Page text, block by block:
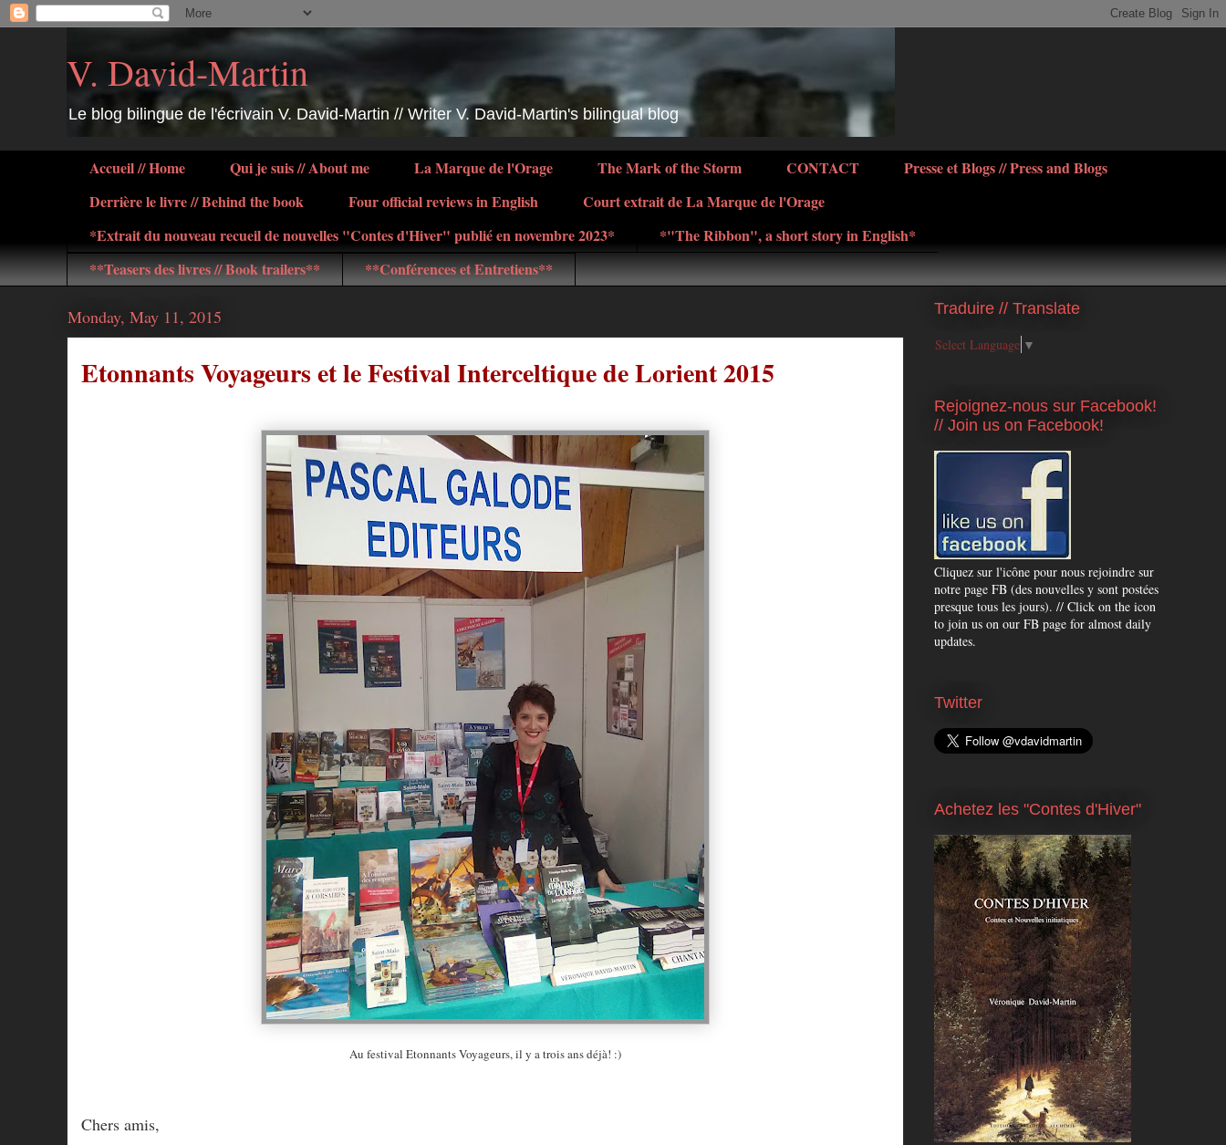
V. David-Martin
Le blog bilingue de l'écrivain V. David-Martin // Writer V. David-Martin's bilingual blog
Accueil // Home Qui je suis // About me La Marque de l'Orage The Mark of the Storm CONTACT
Presse et Blogs // Press and Blogs
Derrière le livre // Behind the book
Four official reviews in English
Court extrait de La Marque de l'Orage
*Extrait du nouveau recueil de nouvelles "Contes d'Hiver" publié en novembre 2023*
*"The Ribbon", a short story in English*
**Teasers des livres // Book trailers**
**Conférences et Entretiens**
Monday, May 11, 2015
Etonnants Voyageurs et le Festival Interceltique de Lorient 2015
Au festival Etonnants Voyageurs, il y a trois ans déjà! :)
Chers amis,
Traduire // Translate
Select Language ▼
Rejoignez-nous sur Facebook!
// Join us on Facebook!
Cliquez sur l'icône pour nous rejoindre sur
notre page FB (des nouvelles y sont postées
presque tous les jours). // Click on the icon
to join us on our FB page for almost daily
updates.
Twitter
Achetez les "Contes d'Hiver"